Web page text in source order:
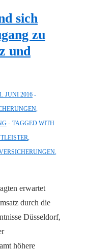
sich
zu
und
JUNI 2016
,
TAGGED WITH
,
,
erwartet
durch die
Düsseldorf,
höhere